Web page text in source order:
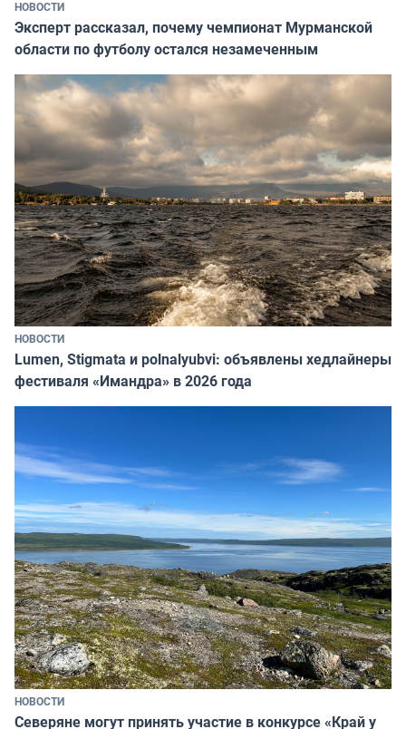
НОВОСТИ
Эксперт рассказал, почему чемпионат Мурманской
области по футболу остался незамеченным
НОВОСТИ
Lumen, Stigmata и polnalyubvi: объявлены хедлайнеры
фестиваля «Имандра» в 2026 года
НОВОСТИ
Северяне могут принять участие в конкурсе «Край у